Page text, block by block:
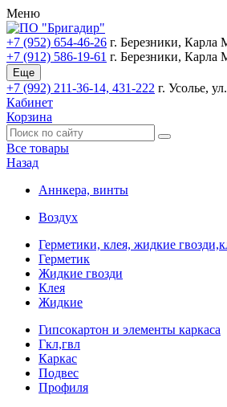
Меню
+7 (952) 654-46-26 г. Березники, Карла
+7 (912) 586-19-61 г. Березники, Карла
Еще
+7 (992) 211-36-14, 431-222 г. Усолье,
Кабинет
Корзина
Все товары
Назад
Аннкера, винты
Воздух
Герметики, клея, жидкие
Герметик
Жидкие гвозди
Клея
Жидкие
Гипсокартон и элементы каркаса
Гкл,гвл
Каркас
Подвес
Профиля